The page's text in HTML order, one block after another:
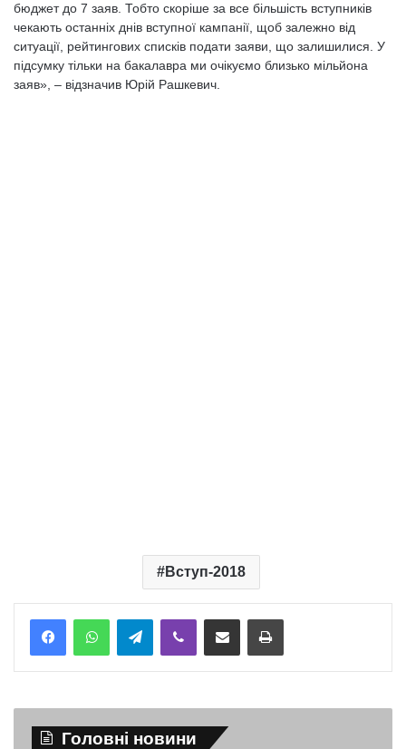
бюджет до 7 заяв. Тобто скоріше за все більшість вступників
чекають останніх днів вступної кампанії, щоб залежно від
ситуації, рейтингових списків подати заяви, що залишилися. У
підсумку тільки на бакалавра ми очікуємо близько мільйона
заяв», – відзначив Юрій Рашкевич.
Вступ-2018
TelegramViber Надіслати електронною поштоюНадрукувати
Головні новини